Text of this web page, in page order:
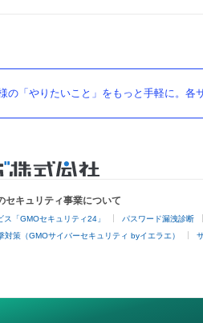
の「やりたいこと」をもっと手軽に。各
セキュリティ事業について
「GMOセキュリティ24」 パスワード漏洩診断
対策（GMOサイバーセキュリティ byイエラエ）